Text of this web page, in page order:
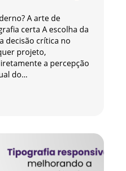
A arte de
certa A escolha da
decisão crítica no
projeto,
a percepção
do...